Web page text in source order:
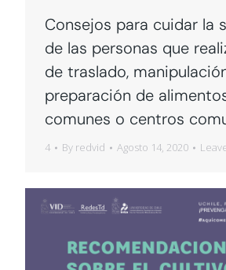
Consejos para cuidar la
de las personas que
de traslado,
preparación de
comunes o centros
4 By redvid Agosto 14, 2020